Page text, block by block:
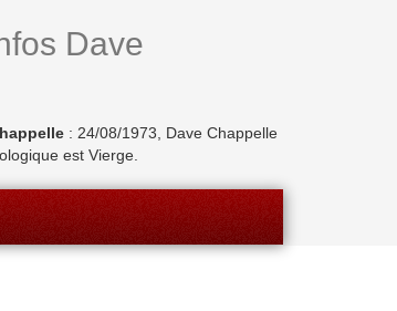
Dave
: 24/08/1973, Dave Chappelle
est Vierge.